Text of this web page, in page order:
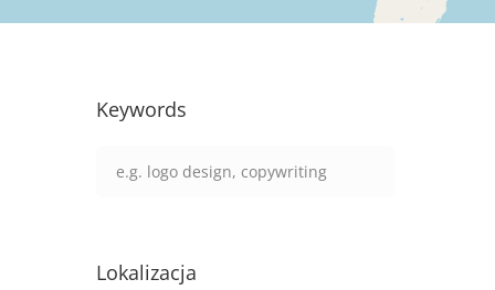
Keywords
Lokalizacja